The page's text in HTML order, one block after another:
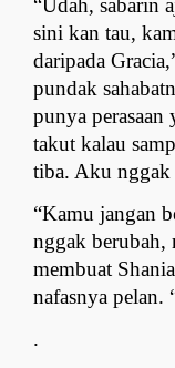
sini kan tau,
daripada
pundak
punya perasaan
takut kalau
tiba. Aku nggak
“Kamu jangan
nggak berubah,
membuat
nafasnya pelan.
.